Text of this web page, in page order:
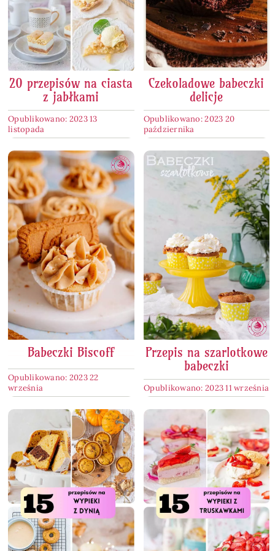
20 przepisów na ciasta
z jabłkami
Opublikowano: 2023 13
listopada
Czekoladowe babeczki
delicje
Opublikowano: 2023 20
października
Babeczki Biscoff
Opublikowano: 2023 22
września
Przepis na szarlotkowe
babeczki
Opublikowano: 2023 11 września